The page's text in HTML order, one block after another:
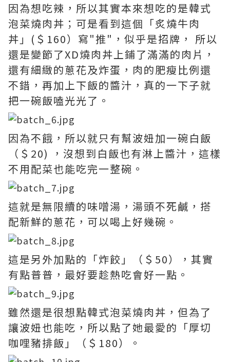
因為想吃辣，所以其實本來想吃的是韓式
泡菜燒肉丼；可是看到這個「炙燒牛肉
丼」(＄160）寫"推"，似乎是招牌， 所以
還是變節了XD燒肉丼上鋪了滿滿的肉片，
還有細緻的蔥花及炸蛋，肉的肥瘦比例還
不錯，再加上下飯的醬汁，真的一下子就
把一碗飯嗑光光了。
因為不餓，所以就只有幫波妞加一碗白飯
（＄20) ，沒想到白飯也有淋上醬汁，這樣
不用配菜也能吃完一整碗。
這就是無限續的味噌湯，湯頭不死鹹，搭
配新鮮的蔥花，可以喝上好幾碗。
這是另外加點的「炸餃」（＄50），其實
有點普普，最好要趁熱吃會好一點。
雖然還是很想點韓式泡菜燒肉丼，但為了
讓波妞也能吃，所以點了她最愛的「厚切
咖哩豬排飯」（＄180）。